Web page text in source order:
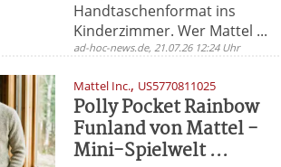
Handtaschenformat ins
Kinderzimmer. Wer Mattel ...
ad-hoc-news.de, 21.07.26 12:24 Uhr
Mattel Inc., US5770811025
Polly Pocket Rainbow
Funland von Mattel -
Mini-Spielwelt ...